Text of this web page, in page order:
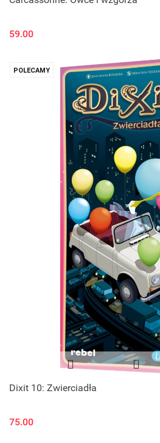
59.00
POLECAMY
Dixit 10: Zwierciadła
75.00